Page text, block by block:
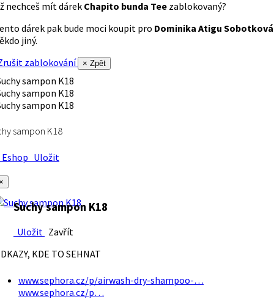
nechceš mít dárek Chapito bunda Tee zablokovaný?
dárek pak bude moci koupit pro Dominika Atigu Sobotková
jiný.
zablokování
× Zpět
sampon K18
Uložit
Suchy sampon K18
Uložit Zavřít
KDE TO SEHNAT
www.sephora.cz/p/airwash-dry-shampoo-…
www.sephora.cz/p…